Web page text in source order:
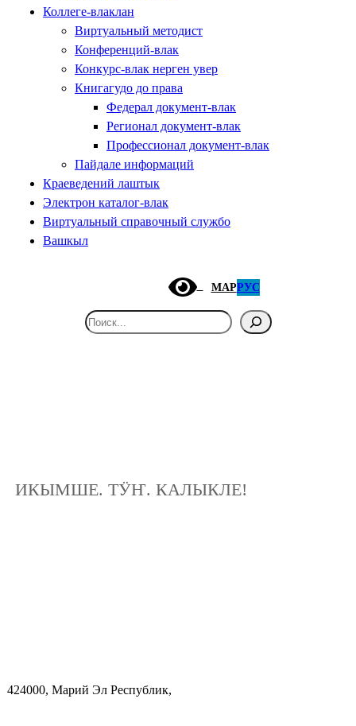
Коллеге-влаклан
Виртуальный методист
Конференций-влак
Конкурс-влак нерген увер
Книгагудо до права
Федерал документ-влак
Регионал документ-влак
Профессионал документ-влак
Пайдале информаций
Краеведений лаштык
Электрон каталог-влак
Виртуальный справочный службо
Вашкыл
МАРРУС
Поиск
ИКЫМШЕ. ТӰҤ. КАЛЫКЛЕ!
424000, Марий Эл Республик,